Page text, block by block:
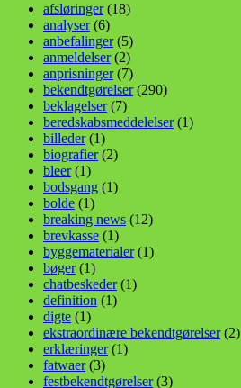
afsløringer(18)
analyser(6)
anbefalinger(5)
anmeldelser(2)
anprisninger(7)
bekendtgørelser(290)
beklagelser(7)
beredskabsmeddelelser(1)
billeder(1)
biografier(2)
bleer(1)
bodsgang (1)
bolde (1)
breaking news (12)
brevkasse (1)
byggematerialer(1)
bøger(1)
chatbeskeder(1)
definition (1)
digte (1)
ekstraordinære bekendtgørelser(2)
erklæringer(1)
fatwaer(3)
festbekendtgørelser(3)